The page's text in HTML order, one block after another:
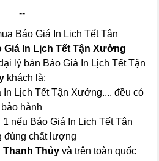
--
Báo Giá In Lịch Tết Tận
Giá In Lịch Tết Tận Xưởng
lý bán Báo Giá In Lịch Tết Tận
khách là:
In Lịch Tết Tận Xưởng.... đều có
hành
nếu Báo Giá In Lịch Tết Tận
đúng chất lượng
Thanh Thủy và trên toàn quốc